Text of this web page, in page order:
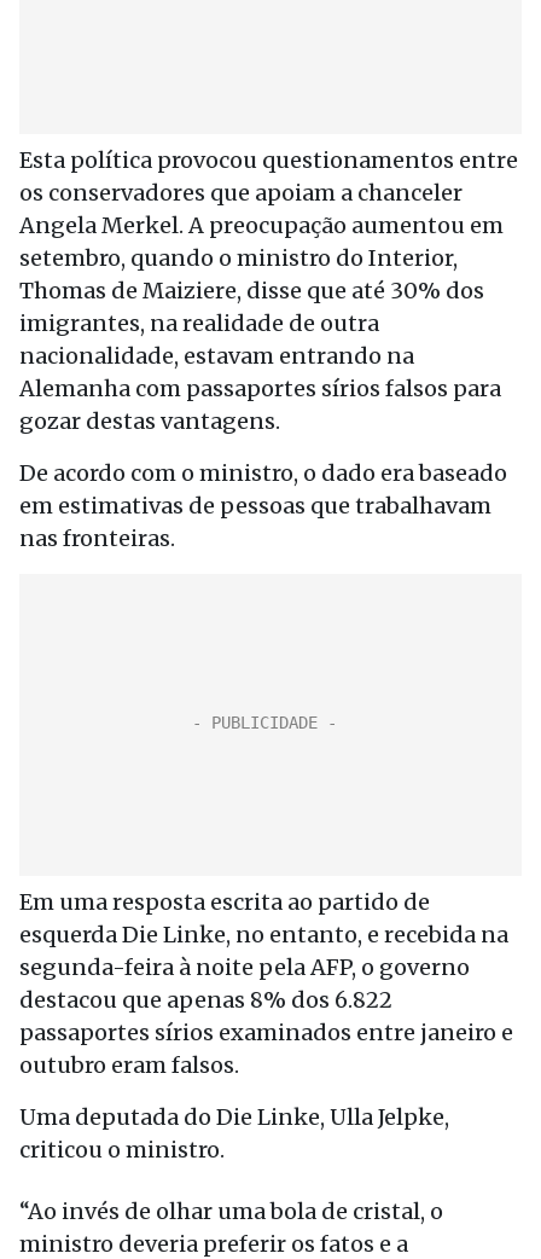
Esta política provocou questionamentos entre
os conservadores que apoiam a chanceler
Angela Merkel. A preocupação aumentou em
setembro, quando o ministro do Interior,
Thomas de Maiziere, disse que até 30% dos
imigrantes, na realidade de outra
nacionalidade, estavam entrando na
Alemanha com passaportes sírios falsos para
gozar destas vantagens.
De acordo com o ministro, o dado era baseado
em estimativas de pessoas que trabalhavam
nas fronteiras.
Em uma resposta escrita ao partido de
esquerda Die Linke, no entanto, e recebida na
segunda-feira à noite pela AFP, o governo
destacou que apenas 8% dos 6.822
passaportes sírios examinados entre janeiro e
outubro eram falsos.
Uma deputada do Die Linke, Ulla Jelpke,
criticou o ministro.
“Ao invés de olhar uma bola de cristal, o
ministro deveria preferir os fatos e a